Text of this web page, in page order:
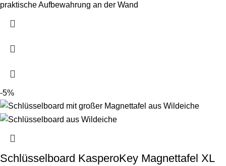
praktische Aufbewahrung an der Wand
-5%
Schlüsselboard KasperoKey Magnettafel XL